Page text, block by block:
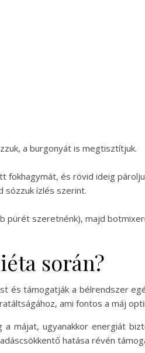
a burgonyát is megtisztítjuk.
és rövid ideig
sózzuk ízlés szerint.
szeretnénk), majd
során?
és támogatják a bélrendszer
ami fontos a máj
májat, ugyanakkor energiát
hatása révén